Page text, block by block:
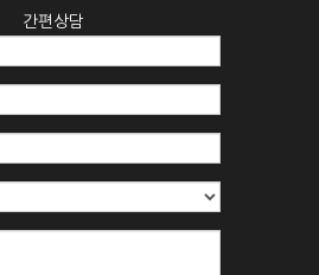
간편상담